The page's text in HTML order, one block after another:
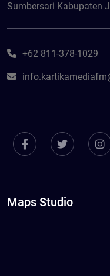
Sumbersari Kabupaten
+62 811-378-1029
Maps Studio